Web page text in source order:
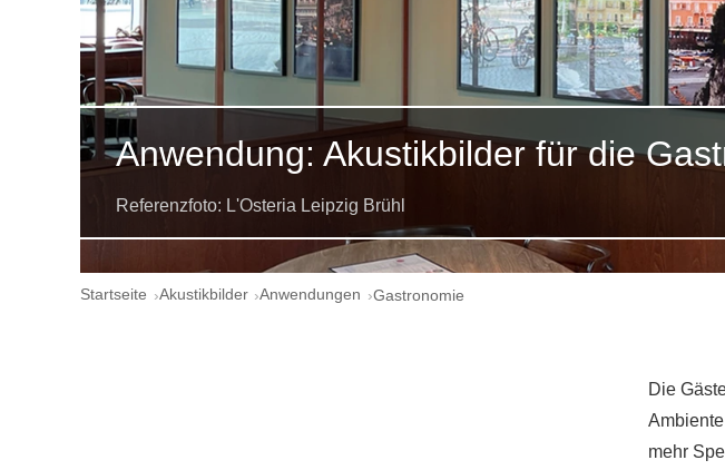
Anwendung: Akustikbilder für die
Referenzfoto: L'Osteria Leipzig Brühl
Startseite Akustikbilder Anwendungen Gastronomie
Die
mehr